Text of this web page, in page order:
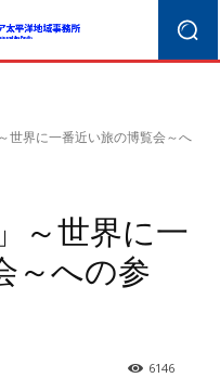
世界に一番近い旅の博覧会～へ
～世界に一
～への参
6146